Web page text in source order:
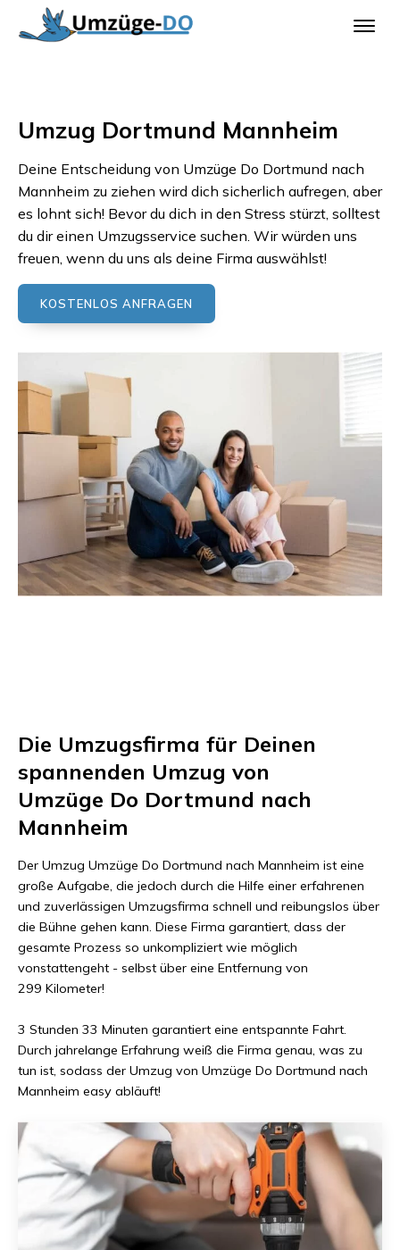
Umzug Dortmund Mannheim
Deine Entscheidung von Umzüge Do Dortmund nach
Mannheim zu ziehen wird dich sicherlich aufregen, aber
es lohnt sich! Bevor du dich in den Stress stürzt, solltest
du dir einen Umzugsservice suchen. Wir würden uns
freuen, wenn du uns als deine Firma auswählst!
KOSTENLOS ANFRAGEN
Die Umzugsfirma für Deinen
spannenden Umzug von
Umzüge Do Dortmund nach
Mannheim
Der Umzug Umzüge Do Dortmund nach Mannheim ist eine
große Aufgabe, die jedoch durch die Hilfe einer erfahrenen
und zuverlässigen Umzugsfirma schnell und reibungslos über
die Bühne gehen kann. Diese Firma garantiert, dass der
gesamte Prozess so unkompliziert wie möglich
vonstattengeht - selbst über eine Entfernung von
299 Kilometer!
3 Stunden 33 Minuten garantiert eine entspannte Fahrt.
Durch jahrelange Erfahrung weiß die Firma genau, was zu
tun ist, sodass der Umzug von Umzüge Do Dortmund nach
Mannheim easy abläuft!